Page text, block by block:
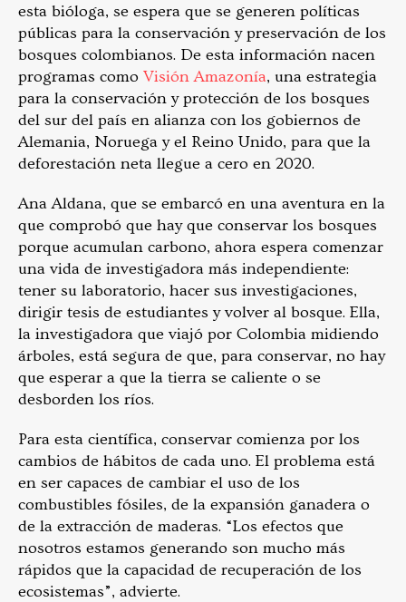
esta bióloga, se espera que se generen políticas
públicas para la conservación y preservación de los
bosques colombianos. De esta información nacen
programas como Visión Amazonía, una estrategia
para la conservación y protección de los bosques
del sur del país en alianza con los gobiernos de
Alemania, Noruega y el Reino Unido, para que la
deforestación neta llegue a cero en 2020.
Ana Aldana, que se embarcó en una aventura en la
que comprobó que hay que conservar los bosques
porque acumulan carbono, ahora espera comenzar
una vida de investigadora más independiente:
tener su laboratorio, hacer sus investigaciones,
dirigir tesis de estudiantes y volver al bosque. Ella,
la investigadora que viajó por Colombia midiendo
árboles, está segura de que, para conservar, no hay
que esperar a que la tierra se caliente o se
desborden los ríos.
Para esta científica, conservar comienza por los
cambios de hábitos de cada uno. El problema está
en ser capaces de cambiar el uso de los
combustibles fósiles, de la expansión ganadera o
de la extracción de maderas. “Los efectos que
nosotros estamos generando son mucho más
rápidos que la capacidad de recuperación de los
ecosistemas”, advierte.